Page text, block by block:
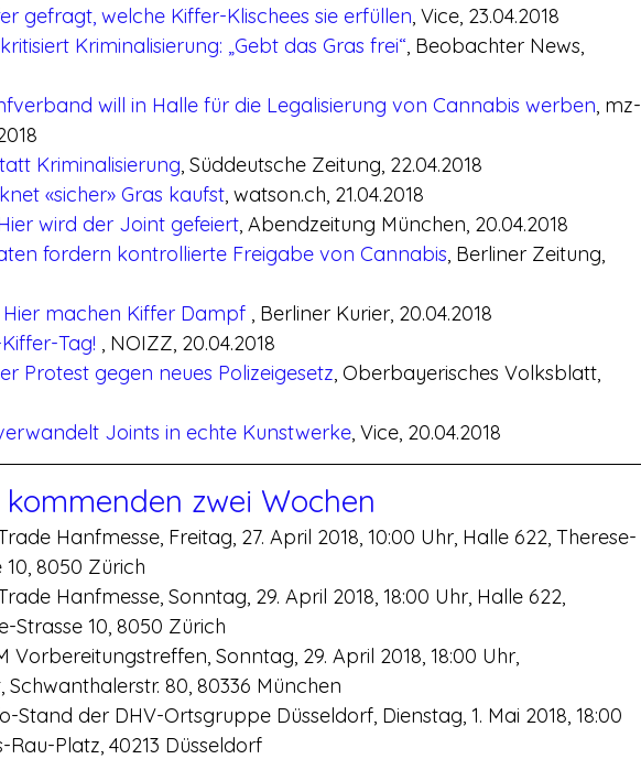
gefragt, welche Kiffer-Klischees sie erfüllen, Vice, 23.04.2018
Kriminalisierung: „Gebt das Gras frei“, Beobachter News,
will in Halle für die Legalisierung von Cannabis werben, mz-
Kriminalisierung, Süddeutsche Zeitung, 22.04.2018
«sicher» Gras kaufst, watson.ch, 21.04.2018
wird der Joint gefeiert, Abendzeitung München, 20.04.2018
fordern kontrollierte Freigabe von Cannabis, Berliner Zeitung,
Hier machen Kiffer Dampf , Berliner Kurier, 20.04.2018
Tag! , NOIZZ, 20.04.2018
Protest gegen neues Polizeigesetz, Oberbayerisches Volksblatt,
Joints in echte Kunstwerke, Vice, 20.04.2018
zwei Wochen
Hanfmesse, Freitag, 27. April 2018, 10:00 Uhr, Halle 622, Therese-
10, 8050 Zürich
Hanfmesse, Sonntag, 29. April 2018, 18:00 Uhr, Halle 622,
Strasse 10, 8050 Zürich
Vorbereitungstreffen, Sonntag, 29. April 2018, 18:00 Uhr,
80, 80336 München
Stand der DHV-Ortsgruppe Düsseldorf, Dienstag, 1. Mai 2018, 18:00
Rau-Platz, 40213 Düsseldorf